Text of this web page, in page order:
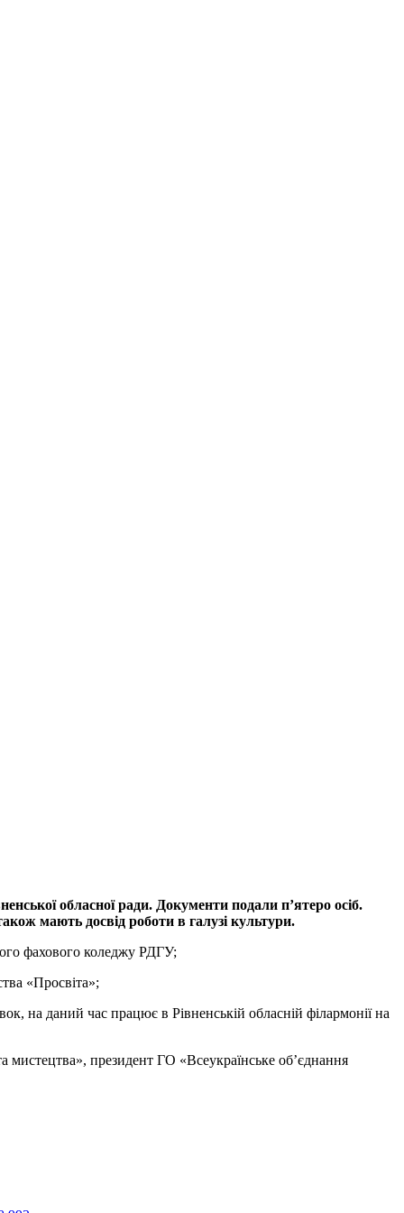
обласної ради. Документи подали п’ятеро осіб.
мають досвід роботи в галузі культури.
фахового коледжу РДГУ;
«Просвіта»;
на даний час працює в Рівненській обласній філармонії на
мистецтва», президент ГО «Всеукраїнське об’єднання